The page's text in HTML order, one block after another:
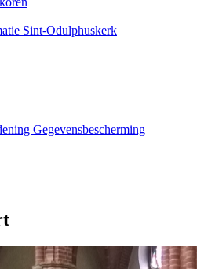
Sint-Odulphuskerk
Gegevensbescherming